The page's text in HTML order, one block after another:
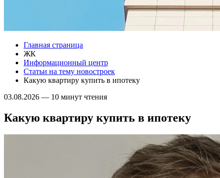
Главная страница
ЖК
Информационный центр
Статьи на тему новостроек
Какую квартиру купить в ипотеку
03.08.2026 — 10 минут чтения
Какую квартиру купить в ипотеку